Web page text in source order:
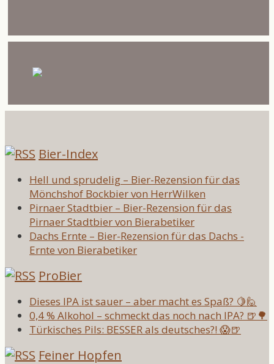
Bier-Index
Hell und sprudelig – Bier-Rezension für das
Mönchshof Bockbier von HerrWilken
Pirnaer Stadtbier – Bier-Rezension für das
Pirnaer Stadtbier von Bierabetiker
Dachs Ernte – Bier-Rezension für das Dachs -
Ernte von Bierabetiker
ProBier
Dieses IPA ist sauer – aber macht es Spaß? 🍋🙋
0,4 % Alkohol – schmeckt das noch nach IPA? 🍺🌳
Türkisches Pils: BESSER als deutsches?! 😱🍺
Feiner Hopfen